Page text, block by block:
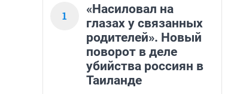
1
«Насиловал на
глазах у связанных
родителей». Новый
поворот в деле
убийства россиян в
Таиланде